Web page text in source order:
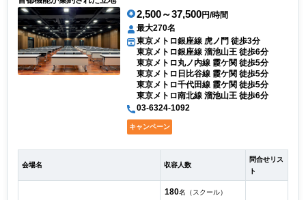
2,500～37,500円/時間
最大270名
東京メトロ銀座線 虎ノ門 徒歩3分
東京メトロ銀座線 溜池山王 徒歩6分
東京メトロ丸ノ内線 霞ケ関 徒歩5分
東京メトロ日比谷線 霞ケ関 徒歩5分
東京メトロ千代田線 霞ケ関 徒歩5分
東京メトロ南北線 溜池山王 徒歩6分
03-6324-1092
キャンペーン
会場名 収容人数
問合せリス
ト
180名（スクール）